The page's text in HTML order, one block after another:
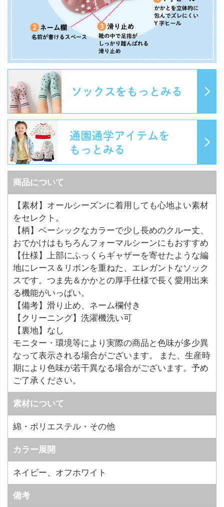
商品について
【素材】オールシーズンに着用しても心地よい素材
をセレクト。
【柄】ベーシックなカラーで少し長めのクルー丈、
おでかけはもちろんフォーマルシーンにもおすすめ
【仕様】上部にふっくらギャザーを寄せたような編
地にレース＆リボンを重ねた、エレガントなソック
スです。つま先＆かかとの厚手仕様で長く愛用出来
る機能がいっぱい。
【備考】滑り止め、ネーム欄付き
【クリーニング】洗濯機洗い可
【裏地】なし
モニター・環境等により実際の商品と色味が多少異
なって表示される場合がございます。 また、生産時
期により色味が若干異なる場合がございます。予め
ご了承ください。
素材について
綿・ポリエステル・その他
カラー展開
ネイビー、オフホワイト
備考